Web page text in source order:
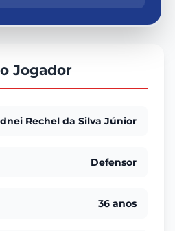
Jogador
Rechel da Silva Júnior
Defensor
36 anos